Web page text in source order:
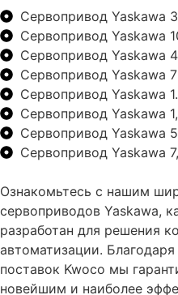
Сервопривод Yaskawa
Сервопривод Yaskawa
Сервопривод Yaskawa
Сервопривод Yaskawa
Сервопривод Yaskawa
Сервопривод Yaskawa
Сервопривод Yaskawa
Сервопривод Yaskawa
Ознакомьтесь с нашим
сервоприводов Yaskawa,
разработан для решения
автоматизации.
поставок Kwoco мы
новейшим и наиболее